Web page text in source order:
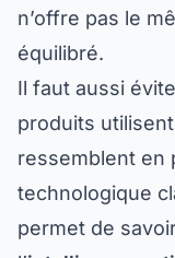
n’offre pas le
équilibré.
Il faut aussi
produits
ressemblent en
technologique
permet de